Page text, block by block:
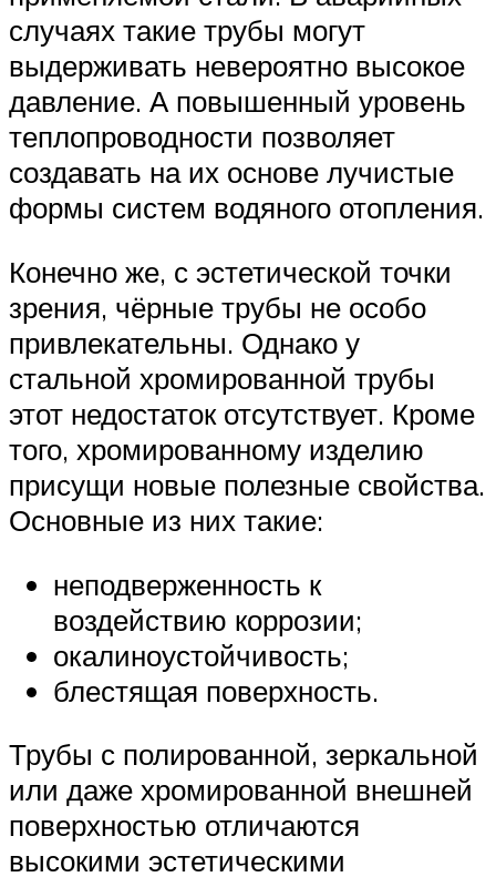
случаях такие трубы могут
выдерживать невероятно высокое
давление. А повышенный уровень
теплопроводности позволяет
создавать на их основе лучистые
формы систем водяного отопления.
Конечно же, с эстетической точки
зрения, чёрные трубы не особо
привлекательны. Однако у
стальной хромированной трубы
этот недостаток отсутствует. Кроме
того, хромированному изделию
присущи новые полезные свойства.
Основные из них такие:
неподверженность к
воздействию коррозии;
окалиноустойчивость;
блестящая поверхность.
Трубы с полированной, зеркальной
или даже хромированной внешней
поверхностью отличаются
высокими эстетическими